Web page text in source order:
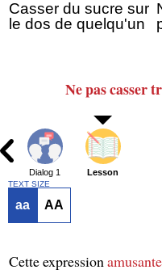
Casser du sucre sur
le dos de quelqu'un
Ne pas casser
Dialog 1 Lesson
TEXT SIZE
aa AA
Cette expression amusante